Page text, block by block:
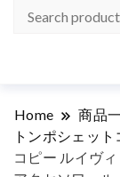
Home 商品
トンポシェット
コピー ルイヴ